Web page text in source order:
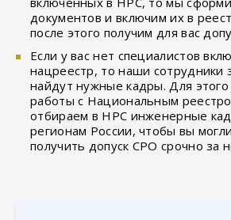
документов и включим их в
после этого получим для вас
Если у вас нет специалистов
нацреестр, то наши сотрудники
найдут нужные кадры. Для этого
работы с Национальным
отбираем в НРС инженерные
регионам России, чтобы вы
получить допуск СРО срочно за